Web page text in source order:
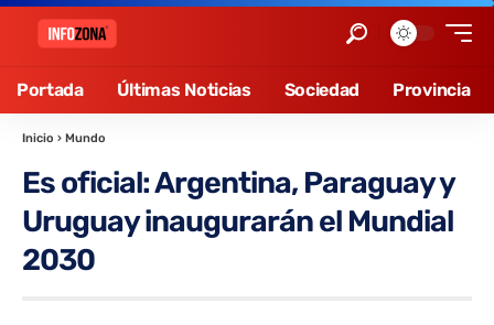
Portada Últimas Noticias Sociedad Provincia
Inicio › Mundo
Es oficial: Argentina, Paraguay y
Uruguay inaugurarán el Mundial
2030